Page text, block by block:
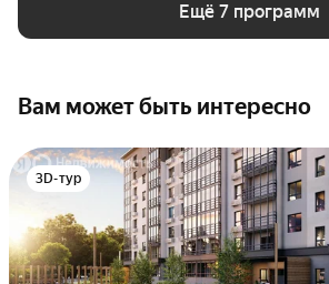
Ещё 7 программ
Вам может быть интересно
3D-тур